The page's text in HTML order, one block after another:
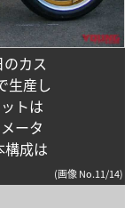
カス
生産し
トは
ータ
構成は
(画像 No.11/14)